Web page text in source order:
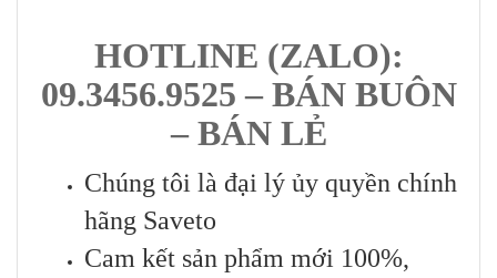
HOTLINE (ZALO):
09.3456.9525 – BÁN BUÔN
– BÁN LẺ
Chúng tôi là đại lý ủy quyền chính
hãng Saveto
Cam kết sản phẩm mới 100%,